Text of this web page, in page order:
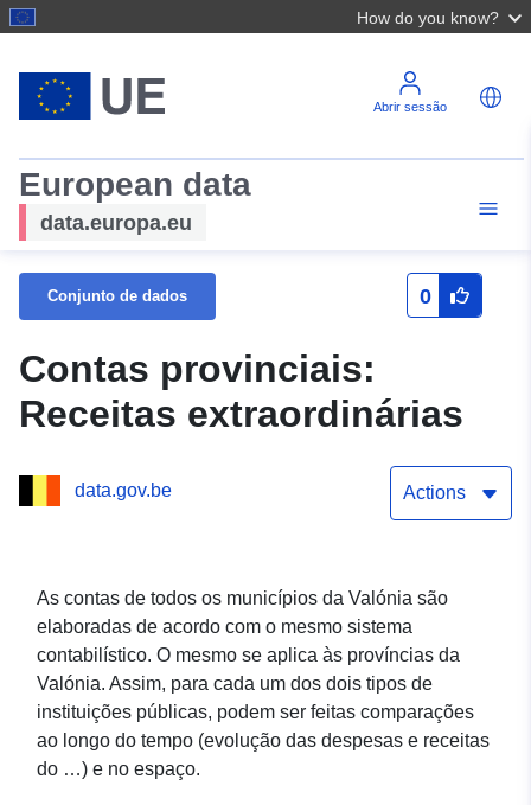
How do you know?
Abrir sessão
European data
data.europa.eu
Conjunto de dados 0
Contas provinciais:
Receitas extraordinárias
data.gov.be Actions
As contas de todos os municípios da Valónia são
elaboradas de acordo com o mesmo sistema
contabilístico. O mesmo se aplica às províncias da
Valónia. Assim, para cada um dos dois tipos de
instituições públicas, podem ser feitas comparações
ao longo do tempo (evolução das despesas e receitas
do …) e no espaço.